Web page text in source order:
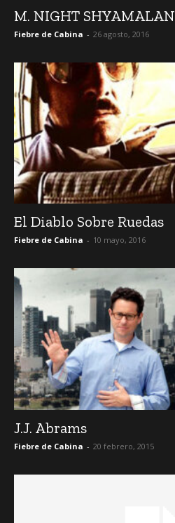
M. NIGHT SHYAMALAN
Fiebre de Cabina - 26 agosto, 2016
El Diablo Sobre Ruedas
Fiebre de Cabina - 10 mayo, 2016
J.J. Abrams
Fiebre de Cabina - 20 febrero, 2015